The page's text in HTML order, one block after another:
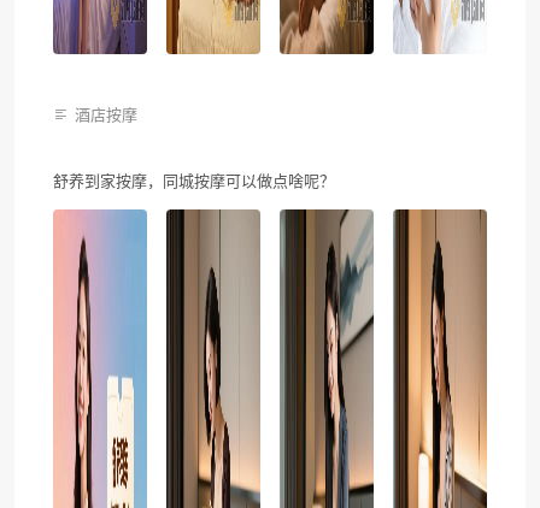
酒店按摩
舒养到家按摩，同城按摩可以做点啥呢？